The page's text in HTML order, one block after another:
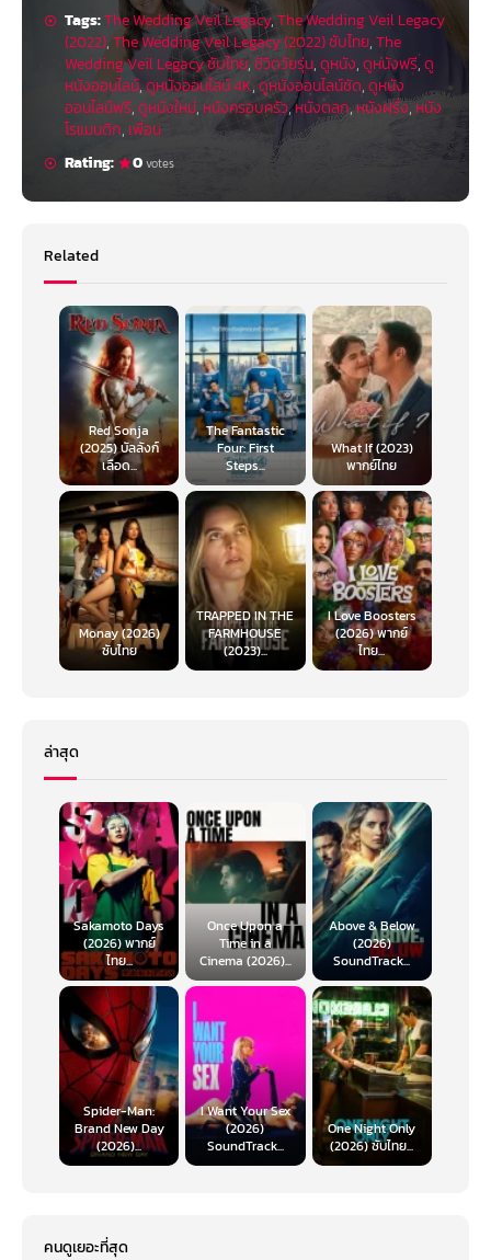
Tags:The Wedding Veil Legacy,The Wedding Veil Legacy
(2022),The Wedding Veil Legacy (2022) ซับไทย,The
Wedding Veil Legacy ซับไทย,ชีวิตวัยรุ่น,ดูหนัง,ดูหนังฟรี,ดู
หนังออนไลน์,ดูหนังออนไลน์ 4K,ดูหนังออนไลน์ชัด,ดูหนัง
ออนไลน์ฟรี,ดูหนังใหม่, หนังครอบครัว,หนังตลก,หนังฝรั่ง,หนัง
โรแมนติก, เพื่อน
Rating:
0votes
Related
Red Sonja
(2025) บัลลังก์
เลือด...
The Fantastic
Four: First
Steps...
What If (2023)
พากย์ไทย
Monay (2026)
ซับไทย
TRAPPED IN THE
FARMHOUSE
(2023)...
I Love Boosters
(2026) พากย์
ไทย...
ล่าสุด
Sakamoto Days
(2026) พากย์
ไทย...
Once Upon a
Time in a
Cinema (2026)...
Above & Below
(2026)
SoundTrack...
Spider-Man:
Brand New Day
(2026)...
I Want Your Sex
(2026)
SoundTrack...
One Night Only
(2026) ซับไทย...
คนดูเยอะที่สุด